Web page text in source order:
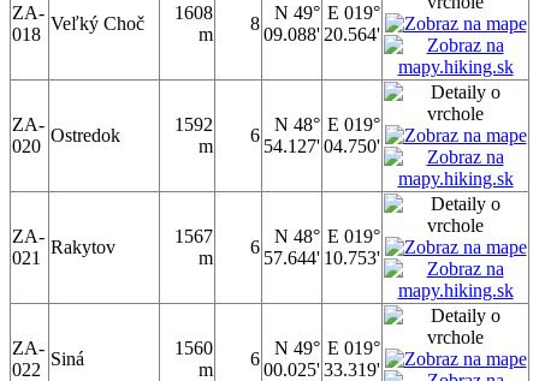
ZA-
018
Veľký Choč
1608
m
8
N 49°
09.088'
E 019°
20.564'
ZA-
020
Ostredok
1592
m
6
N 48°
54.127'
E 019°
04.750'
ZA-
021
Rakytov
1567
m
6
N 48°
57.644'
E 019°
10.753'
ZA-
022
Siná
1560
m
6
N 49°
00.025'
E 019°
33.319'